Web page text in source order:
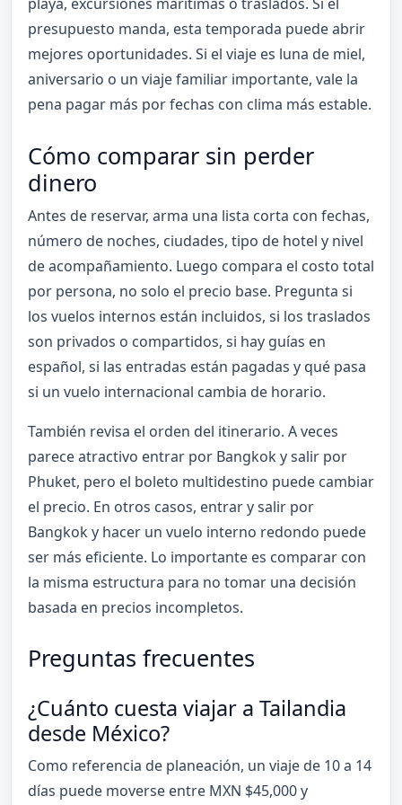
playa, excursiones marítimas o traslados. Si el
presupuesto manda, esta temporada puede abrir
mejores oportunidades. Si el viaje es luna de miel,
aniversario o un viaje familiar importante, vale la
pena pagar más por fechas con clima más estable.
Cómo comparar sin perder
dinero
Antes de reservar, arma una lista corta con fechas,
número de noches, ciudades, tipo de hotel y nivel
de acompañamiento. Luego compara el costo total
por persona, no solo el precio base. Pregunta si
los vuelos internos están incluidos, si los traslados
son privados o compartidos, si hay guías en
español, si las entradas están pagadas y qué pasa
si un vuelo internacional cambia de horario.
También revisa el orden del itinerario. A veces
parece atractivo entrar por Bangkok y salir por
Phuket, pero el boleto multidestino puede cambiar
el precio. En otros casos, entrar y salir por
Bangkok y hacer un vuelo interno redondo puede
ser más eficiente. Lo importante es comparar con
la misma estructura para no tomar una decisión
basada en precios incompletos.
Preguntas frecuentes
¿Cuánto cuesta viajar a Tailandia
desde México?
Como referencia de planeación, un viaje de 10 a 14
días puede moverse entre MXN $45,000 y